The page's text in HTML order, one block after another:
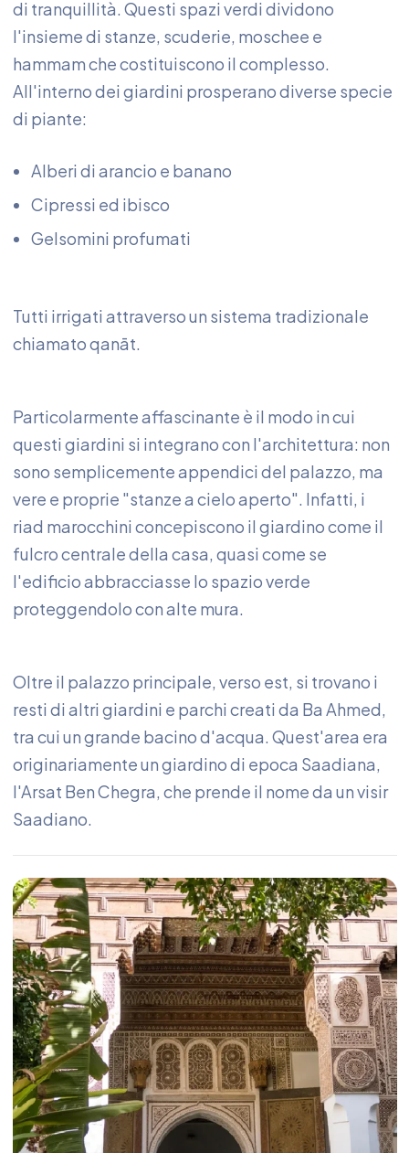
di tranquillità. Questi spazi verdi dividono
l'insieme di stanze, scuderie, moschee e
hammam che costituiscono il complesso.
All'interno dei giardini prosperano diverse specie
di piante:
Alberi di arancio e banano
Cipressi ed ibisco
Gelsomini profumati
Tutti irrigati attraverso un sistema tradizionale
chiamato qanāt.
Particolarmente affascinante è il modo in cui
questi giardini si integrano con l'architettura: non
sono semplicemente appendici del palazzo, ma
vere e proprie "stanze a cielo aperto". Infatti, i
riad marocchini concepiscono il giardino come il
fulcro centrale della casa, quasi come se
l'edificio abbracciasse lo spazio verde
proteggendolo con alte mura.
Oltre il palazzo principale, verso est, si trovano i
resti di altri giardini e parchi creati da Ba Ahmed,
tra cui un grande bacino d'acqua. Quest'area era
originariamente un giardino di epoca Saadiana,
l'Arsat Ben Chegra, che prende il nome da un visir
Saadiano.